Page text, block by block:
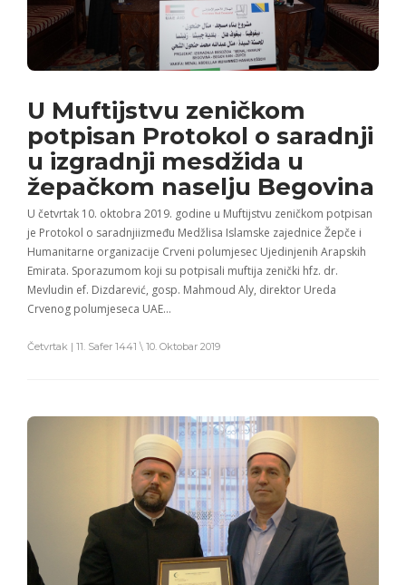
U Muftijstvu zeničkom
potpisan Protokol o saradnji
u izgradnji mesdžida u
žepačkom naselju Begovina
U četvrtak 10. oktobra 2019. godine u Muftijstvu zeničkom potpisan
je Protokol o saradnjiizmeđu Medžlisa Islamske zajednice Žepče i
Humanitarne organizacije Crveni polumjesec Ujedinjenih Arapskih
Emirata. Sporazumom koji su potpisali muftija zenički hfz. dr.
Mevludin ef. Dizdarević, gosp. Mahmoud Aly, direktor Ureda
Crvenog polumjeseca UAE…
Četvrtak | 11. Safer 1441 \ 10. Oktobar 2019